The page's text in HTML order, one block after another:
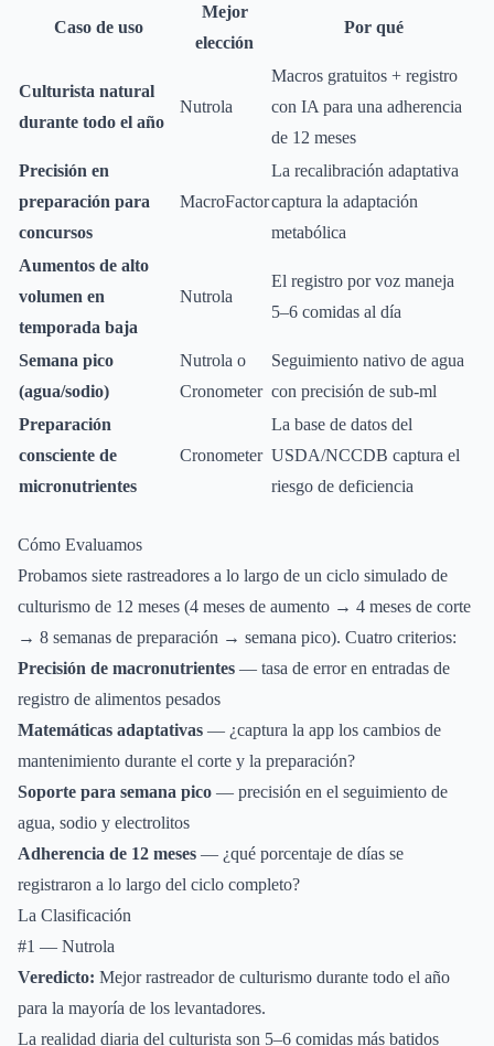
Caso de uso
Mejor
elección
Por qué
Culturista natural
durante todo el año
Nutrola
Macros gratuitos + registro
con IA para una adherencia
de 12 meses
Precisión en
preparación para
concursos
MacroFactor
La recalibración adaptativa
captura la adaptación
metabólica
Aumentos de alto
volumen en
temporada baja
Nutrola
El registro por voz maneja
5–6 comidas al día
Semana pico
(agua/sodio)
Nutrola o
Cronometer
Seguimiento nativo de agua
con precisión de sub-ml
Preparación
consciente de
micronutrientes
Cronometer
La base de datos del
USDA/NCCDB captura el
riesgo de deficiencia
Cómo Evaluamos
Probamos siete rastreadores a lo largo de un ciclo simulado de
culturismo de 12 meses (4 meses de aumento → 4 meses de corte
→ 8 semanas de preparación → semana pico). Cuatro criterios:
Precisión de macronutrientes — tasa de error en entradas de
registro de alimentos pesados
Matemáticas adaptativas — ¿captura la app los cambios de
mantenimiento durante el corte y la preparación?
Soporte para semana pico — precisión en el seguimiento de
agua, sodio y electrolitos
Adherencia de 12 meses — ¿qué porcentaje de días se
registraron a lo largo del ciclo completo?
La Clasificación
#1 — Nutrola
Veredicto: Mejor rastreador de culturismo durante todo el año
para la mayoría de los levantadores.
La realidad diaria del culturista son 5–6 comidas más batidos